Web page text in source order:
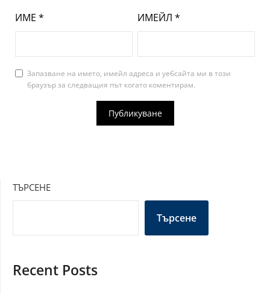
ИМЕ * ИМЕЙЛ *
Запазване на името, имейл адреса и уебсайта ми в този
браузър за следващия път когато коментирам.
ТЪРСЕНЕ
Търсене
Recent Posts